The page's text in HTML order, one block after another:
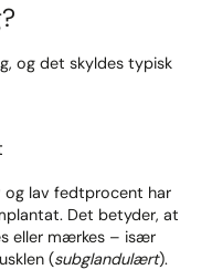
og det skyldes typisk
lav fedtprocent har
Det betyder, at
eller mærkes – især
(subglandulært).